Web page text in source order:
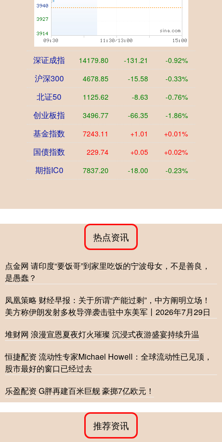
深证成指 14179.80 -131.21 -0.92%
沪深300 4678.85 -15.58 -0.33%
北证50 1125.62 -8.63 -0.76%
创业板指 3496.77 -66.35 -1.86%
基金指数 7243.11 +1.01 +0.01%
国债指数 229.74 +0.05 +0.02%
期指IC0 7837.20 -18.00 -0.23%
热点资讯
点金网 请印度“要饭哥”到家里吃饭的宁波母女，不是善良，
是愚蠢？
凤凰策略 财经早报：关于所谓“产能过剩”，中方阐明立场！
美方称伊朗发射多枚导弹袭击驻中东美军丨2026年7月29日
堆财网 浪漫宣恩夏夜灯火璀璨 沉浸式夜游盛宴持续升温
恒捷配资 流动性专家Michael Howell：全球流动性已见顶，
股市最好的窗口已经过去
乐盈配资 G胖再建百米巨舰 豪掷7亿欧元！
推荐资讯